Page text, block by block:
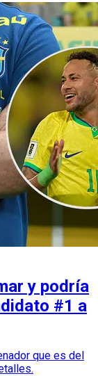
y podría
#1 a
que es del